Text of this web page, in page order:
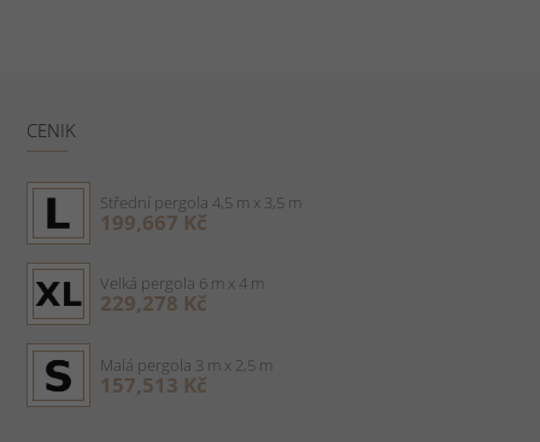
CENIK
Střední pergola 4,5 m x 3,5 m
199,667 Kč
Velká pergola 6 m x 4 m
229,278 Kč
Malá pergola 3 m x 2,5 m
157,513 Kč